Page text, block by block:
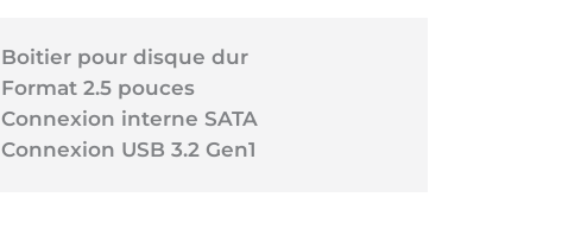
Boitier pour disque dur
Format 2.5 pouces
Connexion interne SATA
Connexion USB 3.2 Gen1